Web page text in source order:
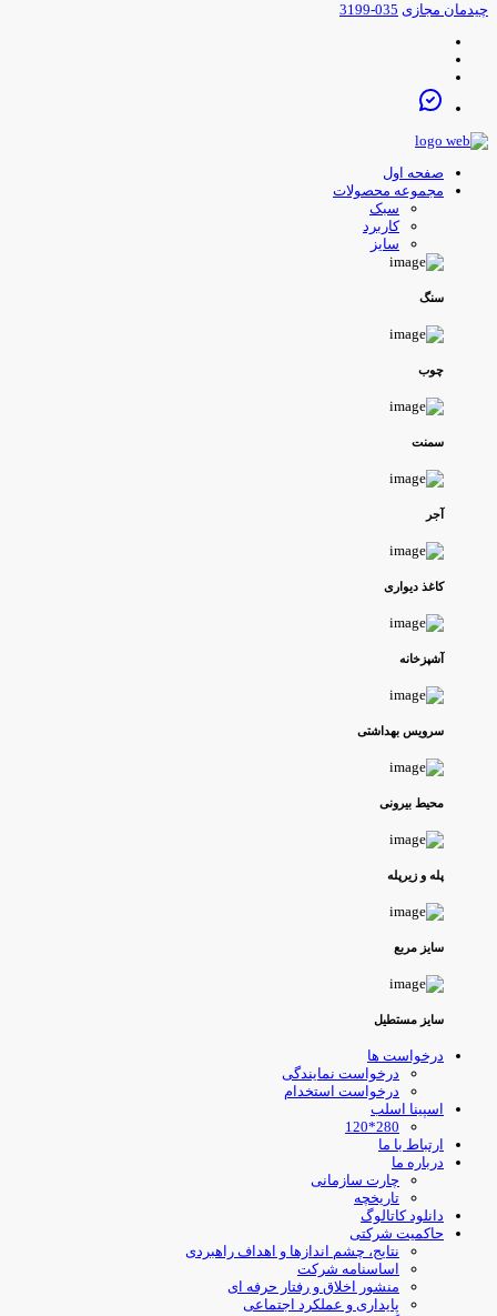
مجازی 035-3199
صفحه اول
مجموعه محصولات
سبک
کاربرد
سایز
سنگ
چوب
سمنت
آجر
کاغذ دیواری
آشپزخانه
سرویس بهداشتی
محیط بیرونی
پله و زیرپله
سایز مربع
سایز مستطیل
درخواست ها
درخواست نمایندگی
درخواست استخدام
اسپینا اسلب
280*120
ارتباط با ما
درباره ما
چارت سازمانی
تاریخچه
دانلود کاتالوگ
حاکمیت شرکتی
نتایج، چشم اندازها و اهداف راهبردی
اساسنامه شرکت
منشور اخلاق و رفتار حرفه ای
پایداری و عملکرد اجتماعی